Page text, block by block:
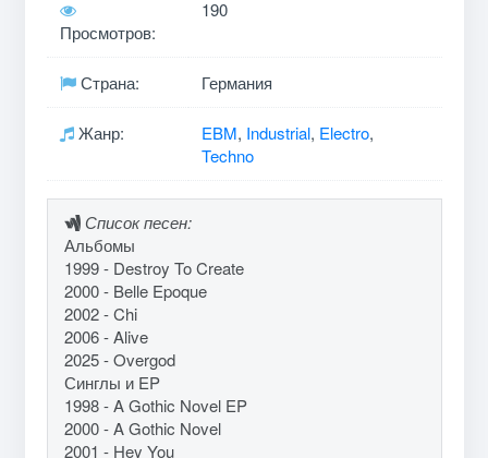
Просмотров:
190
Страна: Германия
Жанр: EBM, Industrial, Electro,
Techno
Список песен:
Альбомы
1999 - Destroy To Create
2000 - Belle Epoque
2002 - Chi
2006 - Alive
2025 - Overgod
Синглы и EP
1998 - A Gothic Novel EP
2000 - A Gothic Novel
2001 - Hey You